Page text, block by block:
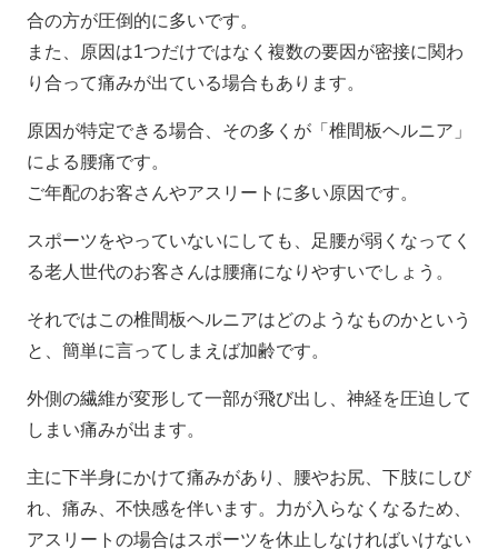
合の方が圧倒的に多いです。
また、原因は1つだけではなく複数の要因が密接に関わ
り合って痛みが出ている場合もあります。
原因が特定できる場合、その多くが「椎間板ヘルニア」
による腰痛です。
ご年配のお客さんやアスリートに多い原因です。
スポーツをやっていないにしても、足腰が弱くなってく
る老人世代のお客さんは腰痛になりやすいでしょう。
それではこの椎間板ヘルニアはどのようなものかという
と、簡単に言ってしまえば加齢です。
外側の繊維が変形して一部が飛び出し、神経を圧迫して
しまい痛みが出ます。
主に下半身にかけて痛みがあり、腰やお尻、下肢にしび
れ、痛み、不快感を伴います。力が入らなくなるため、
アスリートの場合はスポーツを休止しなければいけない